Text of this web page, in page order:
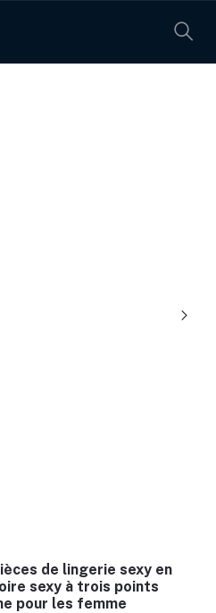
de lingerie sexy en
sexy à trois points
pour les femme